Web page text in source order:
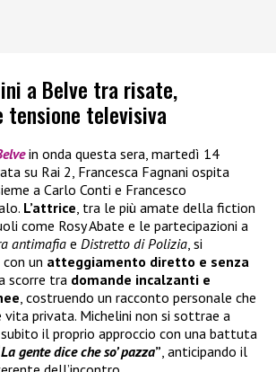
a Belve tra risate,
tensione televisiva
in onda questa sera, martedì 14
su Rai 2, Francesca Fagnani ospita
a Carlo Conti e Francesco
L’attrice, tra le più amate della fiction
come Rosy Abate e le partecipazioni a
antimafia e Distretto di Polizia, si
un atteggiamento diretto e senza
scorre tra domande incalzanti e
, costruendo un racconto personale che
vita privata. Michelini non si sottrae a
il proprio approccio con una battuta
La gente dice che so’ pazza”, anticipando il